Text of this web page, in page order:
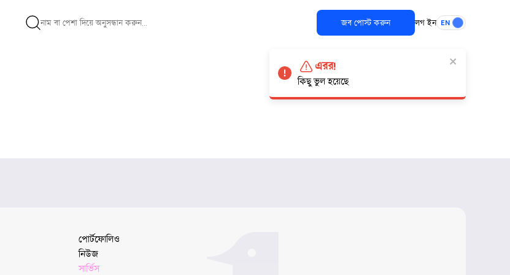
জব পোস্ট করুন লগ ইন EN
পোর্টফোলিও
নিউজ
সার্ভিস
এরর!
কিছু ভুল হয়েছে